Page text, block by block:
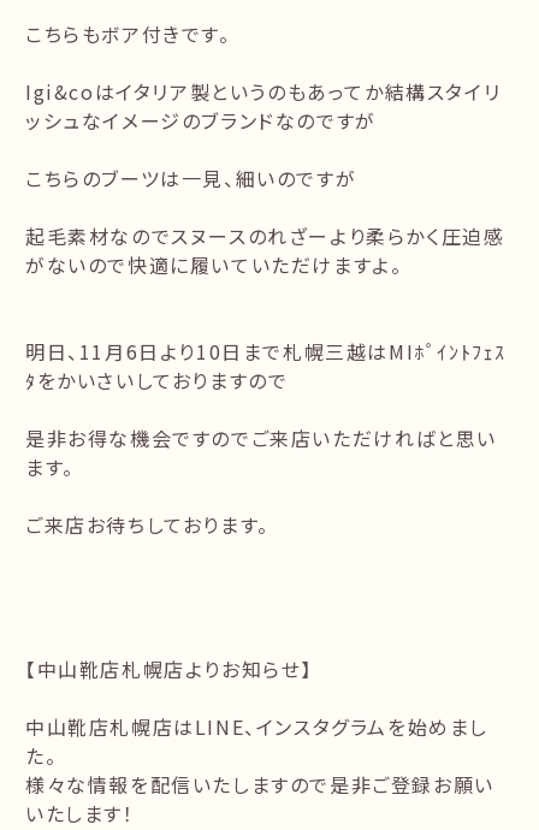
こちらもボア付きです。
Igi&coはイタリア製というのもあってか結構スタイリ
ッシュなイメージのブランドなのですが
こちらのブーツは一見、細いのですが
起毛素材なのでスヌースのれざーより柔らかく圧迫感
がないので快適に履いていただけますよ。
明日、11月6日より10日まで札幌三越はMIﾎﾟｲﾝﾄﾌｪｽ
ﾀをかいさいしておりますので
是非お得な機会ですのでご来店いただければと思い
ます。
ご来店お待ちしております。
【中山靴店札幌店よりお知らせ】
中山靴店札幌店はLINE、インスタグラムを始めまし
た。
様々な情報を配信いたしますので是非ご登録お願い
いたします！